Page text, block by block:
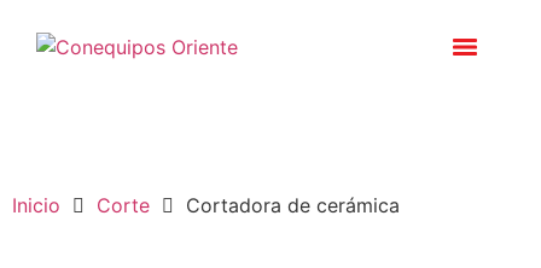
Inicio Corte Cortadora de cerámica